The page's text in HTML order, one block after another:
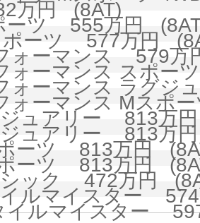
万円 (8AT)
ーツ 555万円
ポーツ 577万円
ォーマンス 579万
ォーマンス スポ
ォーマンス ラグ
ォーマンス Mスポ
ジュアリー 813万
ジュアリー 813万
ーツ 813万円
ーツ 813万円
シック 472万円
イルマイスター
イルマイスター